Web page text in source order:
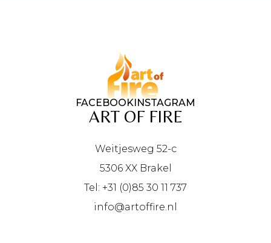
FACEBOOKINSTAGRAM
ART OF FIRE
Weitjesweg 52-c
5306 XX Brakel
Tel: +31 (0)85 30 11 737
info@artoffire.nl